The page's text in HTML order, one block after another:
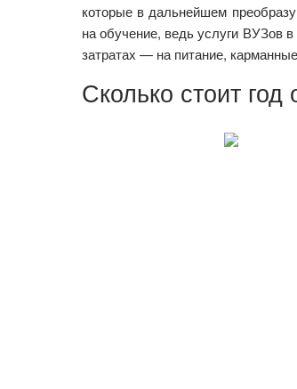
которые в дальнейшем
на обучение, ведь услуги ВУЗов
затратах — на питание,
Сколько стоит